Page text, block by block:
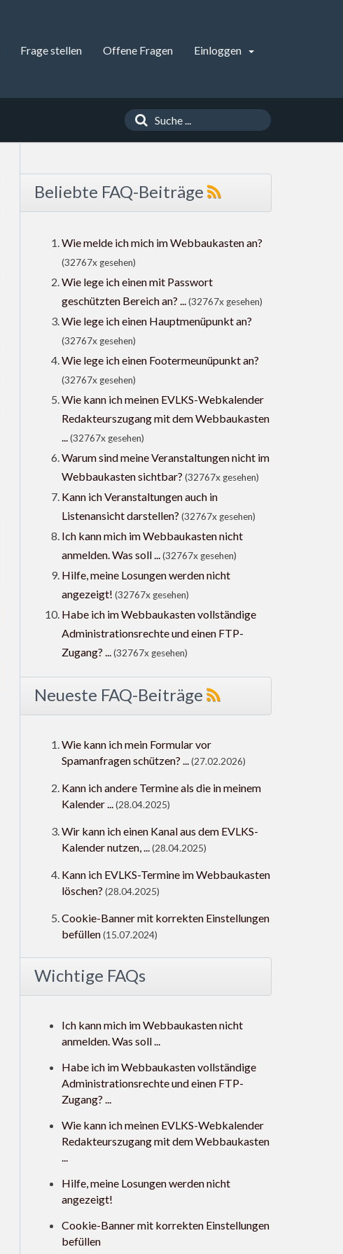
Frage stellen Offene Fragen Einloggen
Beliebte FAQ-Beiträge
Wie melde ich mich im Webbaukasten an?
(32767x gesehen)
Wie lege ich einen mit Passwort
geschützten Bereich an? ...(32767x gesehen)
Wie lege ich einen Hauptmenüpunkt an?
(32767x gesehen)
Wie lege ich einen Footermeunüpunkt an?
(32767x gesehen)
Wie kann ich meinen EVLKS-Webkalender
Redakteurszugang mit dem Webbaukasten
...(32767x gesehen)
Warum sind meine Veranstaltungen nicht im
Webbaukasten sichtbar? (32767x gesehen)
Kann ich Veranstaltungen auch in
Listenansicht darstellen? (32767x gesehen)
Ich kann mich im Webbaukasten nicht
anmelden. Was soll ...(32767x gesehen)
Hilfe, meine Losungen werden nicht
angezeigt! (32767x gesehen)
Habe ich im Webbaukasten vollständige
Administrationsrechte und einen FTP-
Zugang? ...(32767x gesehen)
Neueste FAQ-Beiträge
Wie kann ich mein Formular vor
Spamanfragen schützen? ...(27.02.2026)
Kann ich andere Termine als die in meinem
Kalender ...(28.04.2025)
Wir kann ich einen Kanal aus dem EVLKS-
Kalender nutzen, ...(28.04.2025)
Kann ich EVLKS-Termine im Webbaukasten
löschen? (28.04.2025)
Cookie-Banner mit korrekten Einstellungen
befüllen(15.07.2024)
Wichtige FAQs
Ich kann mich im Webbaukasten nicht
anmelden. Was soll ...
Habe ich im Webbaukasten vollständige
Administrationsrechte und einen FTP-
Zugang? ...
Wie kann ich meinen EVLKS-Webkalender
Redakteurszugang mit dem Webbaukasten
...
Hilfe, meine Losungen werden nicht
angezeigt!
Cookie-Banner mit korrekten Einstellungen
befüllen